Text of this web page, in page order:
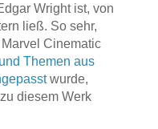
Wright ist, von
ließ. So sehr,
Cinematic
Themen aus
wurde,
zu diesem Werk